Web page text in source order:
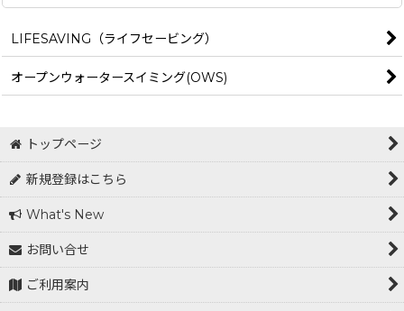
LIFESAVING（ライフセービング）
オープンウォータースイミング(OWS)
トップページ
新規登録はこちら
What's New
お問い合せ
ご利用案内